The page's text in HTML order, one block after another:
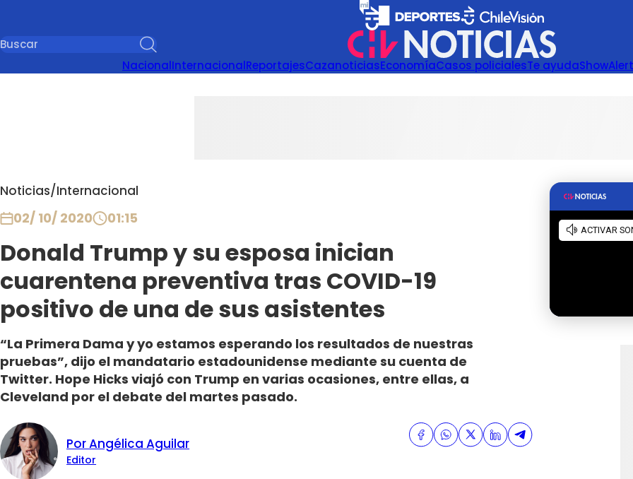
NacionalInternacionalReportajesCazanoticiasEconomíaCasos policialesTe ayudaShow
Noticias/Internacional
02/ 10/ 2020 01:15
Donald Trump y su esposa inician
cuarentena preventiva tras COVID-19
positivo de una de sus asistentes
“La Primera Dama y yo estamos esperando los resultados de nuestras
pruebas”, dijo el mandatario estadounidense mediante su cuenta de
Twitter. Hope Hicks viajó con Trump en varias ocasiones, entre ellas, a
Cleveland por el debate del martes pasado.
Por Angélica Aguilar
Editor